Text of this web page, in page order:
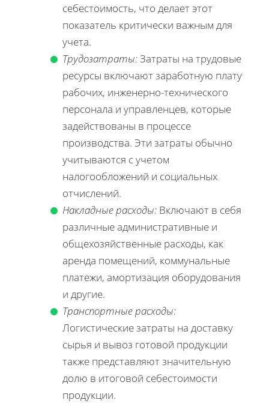
себестоимость, что делает этот
показатель критически важным для
учета.
Трудозатраты:Затраты на трудовые
ресурсы включают заработную плату
рабочих, инженерно-технического
персонала и управленцев, которые
задействованы в процессе
производства. Эти затраты обычно
учитываются с учетом
налогообложений и социальных
отчислений.
Накладные расходы: Включают в себя
различные административные и
общехозяйственные расходы, как
аренда помещений, коммунальные
платежи, амортизация оборудования
и другие.
Транспортные расходы:
Логистические затраты на доставку
сырья и вывоз готовой продукции
также представляют значительную
долю в итоговой себестоимости
продукции.